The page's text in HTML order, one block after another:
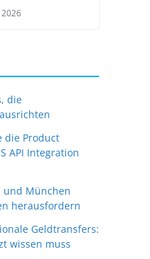
die
die Product
API Integration
und München
herausfordern
Geldtransfers:
wissen muss